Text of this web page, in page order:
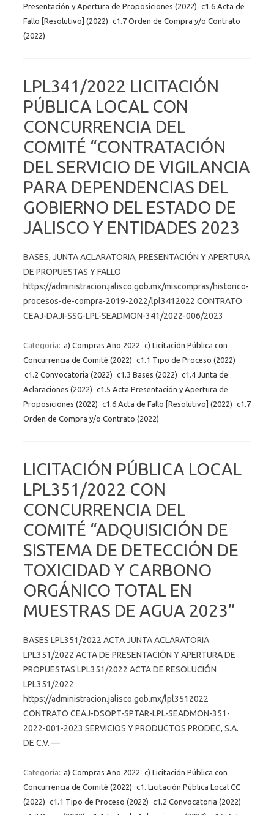
Presentación y Apertura de Proposiciones (2022) c1.6 Acta de
Fallo [Resolutivo] (2022) c1.7 Orden de Compra y/o Contrato
(2022)
LPL341/2022 LICITACIÓN
PÚBLICA LOCAL CON
CONCURRENCIA DEL
COMITÉ “CONTRATACIÓN
DEL SERVICIO DE VIGILANCIA
PARA DEPENDENCIAS DEL
GOBIERNO DEL ESTADO DE
JALISCO Y ENTIDADES 2023
BASES, JUNTA ACLARATORIA, PRESENTACIÓN Y APERTURA
DE PROPUESTAS Y FALLO
https://administracion.jalisco.gob.mx/miscompras/historico-
procesos-de-compra-2019-2022/lpl3412022 CONTRATO
CEAJ-DAJI-SSG-LPL-SEADMON-341/2022-006/2023
Categoría: a) Compras Año 2022 c) Licitación Pública con
Concurrencia de Comité (2022) c1.1 Tipo de Proceso (2022)
c1.2 Convocatoria (2022) c1.3 Bases (2022) c1.4 Junta de
Aclaraciones (2022) c1.5 Acta Presentación y Apertura de
Proposiciones (2022) c1.6 Acta de Fallo [Resolutivo] (2022) c1.7
Orden de Compra y/o Contrato (2022)
LICITACIÓN PÚBLICA LOCAL
LPL351/2022 CON
CONCURRENCIA DEL
COMITÉ “ADQUISICIÓN DE
SISTEMA DE DETECCIÓN DE
TOXICIDAD Y CARBONO
ORGÁNICO TOTAL EN
MUESTRAS DE AGUA 2023”
BASES LPL351/2022 ACTA JUNTA ACLARATORIA
LPL351/2022 ACTA DE PRESENTACIÓN Y APERTURA DE
PROPUESTAS LPL351/2022 ACTA DE RESOLUCIÓN
LPL351/2022
https://administracion.jalisco.gob.mx/lpl3512022
CONTRATO CEAJ-DSOPT-SPTAR-LPL-SEADMON-351-
2022-001-2023 SERVICIOS Y PRODUCTOS PRODEC, S.A.
DE C.V. —
Categoría: a) Compras Año 2022 c) Licitación Pública con
Concurrencia de Comité (2022) c1. Licitación Pública Local CC
(2022) c1.1 Tipo de Proceso (2022) c1.2 Convocatoria (2022)